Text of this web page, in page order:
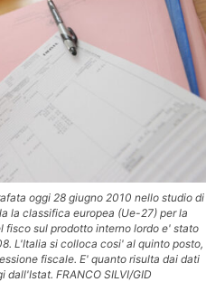
oggi 28 giugno 2010 nello studio di
la classifica europea (Ue-27) per la
fisco sul prodotto interno lordo e' stato
L'Italia si colloca cosi' al quinto posto,
fiscale. E' quanto risulta dai dati
FRANCO SILVI/GID